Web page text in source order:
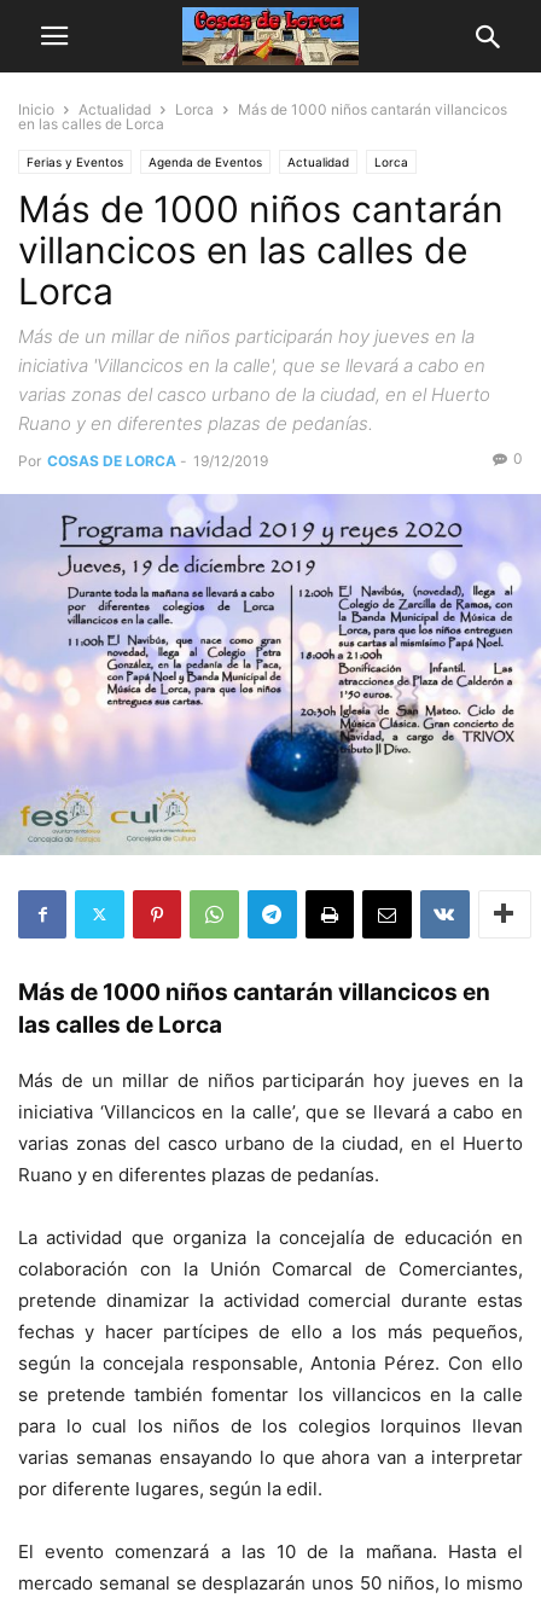
Inicio Actualidad Lorca
Más de 1000 niños cantarán villancicos
en las calles de Lorca
Ferias y Eventos Agenda de Eventos Actualidad Lorca
Más de 1000 niños cantarán
villancicos en las calles de
Lorca
Más de un millar de niños participarán hoy jueves en la
iniciativa 'Villancicos en la calle', que se llevará a cabo en
varias zonas del casco urbano de la ciudad, en el Huerto
Ruano y en diferentes plazas de pedanías.
Por COSAS DE LORCA - 19/12/2019 0
Más de 1000 niños cantarán villancicos en
las calles de Lorca
Más de un millar de niños participarán hoy jueves en la
iniciativa ‘Villancicos en la calle’, que se llevará a cabo en
varias zonas del casco urbano de la ciudad, en el Huerto
Ruano y en diferentes plazas de pedanías.
La actividad que organiza la concejalía de educación en
colaboración con la Unión Comarcal de Comerciantes,
pretende dinamizar la actividad comercial durante estas
fechas y hacer partícipes de ello a los más pequeños,
según la concejala responsable, Antonia Pérez. Con ello
se pretende también fomentar los villancicos en la calle
para lo cual los niños de los colegios lorquinos llevan
varias semanas ensayando lo que ahora van a interpretar
por diferente lugares, según la edil.
El evento comenzará a las 10 de la mañana. Hasta el
mercado semanal se desplazarán unos 50 niños, lo mismo